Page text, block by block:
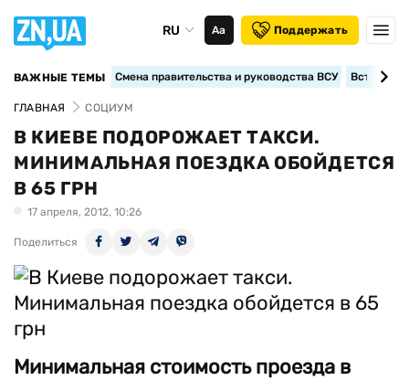
RU Аа Поддержать
ВАЖНЫЕ ТЕМЫ Смена правительства и руководства ВСУ
ГЛАВНАЯ СОЦИУМ
В КИЕВЕ ПОДОРОЖАЕТ ТАКСИ.
МИНИМАЛЬНАЯ ПОЕЗДКА ОБОЙДЕТСЯ
В 65 ГРН
17 апреля, 2012, 10:26
Поделиться
Минимальная стоимость проезда в